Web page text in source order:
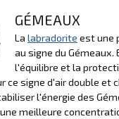
GÉMEAUX
La labradorite est une
au signe du Gémeaux.
l'équilibre et la
ce signe d'air double et
l'énergie des
meilleure